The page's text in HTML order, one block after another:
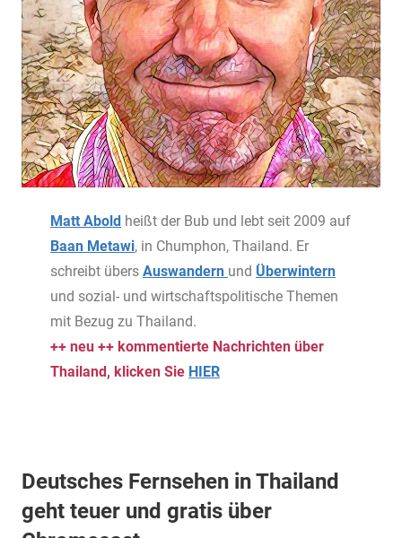
Matt Abold heißt der Bub und lebt seit 2009 auf
Baan Metawi, in Chumphon, Thailand. Er
schreibt übers Auswandern und Überwintern
und sozial- und wirtschaftspolitische Themen
mit Bezug zu Thailand.
++ neu ++ kommentierte Nachrichten über
Thailand, klicken Sie HIER
Deutsches Fernsehen in Thailand
geht teuer und gratis über